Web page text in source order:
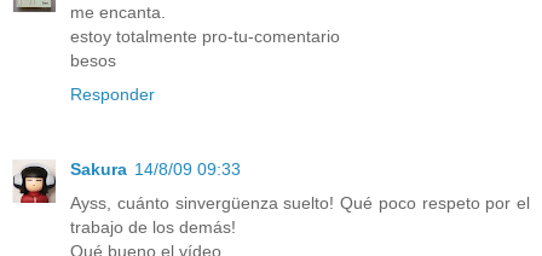
me encanta.
estoy totalmente pro-tu-comentario
besos
Responder
Sakura 14/8/09 09:33
Ayss, cuánto sinvergüenza suelto! Qué poco respeto por el
trabajo de los demás!
Qué bueno el vídeo.